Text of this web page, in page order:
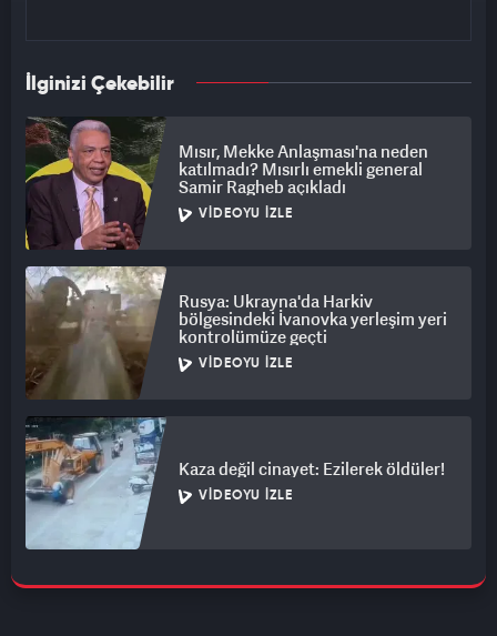
İlginizi Çekebilir
Mısır, Mekke Anlaşması'na neden
katılmadı? Mısırlı emekli general
Samir Ragheb açıkladı
VIDEOYU İZLE
Rusya: Ukrayna'da Harkiv
bölgesindeki İvanovka yerleşim yeri
kontrolümüze geçti
VIDEOYU İZLE
Kaza değil cinayet: Ezilerek öldüler!
VIDEOYU İZLE